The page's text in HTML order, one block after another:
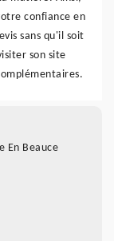
confiance en
sans qu'il soit
son site
En Beauce